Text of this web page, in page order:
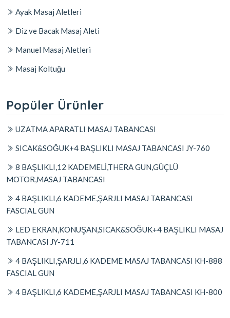
Ayak Masaj Aletleri
Diz ve Bacak Masaj Aleti
Manuel Masaj Aletleri
Masaj Koltuğu
Popüler Ürünler
UZATMA APARATLI MASAJ TABANCASI
SICAK&SOĞUK+4 BAŞLIKLI MASAJ TABANCASI JY-760
8 BAŞLIKLI,12 KADEMELİ,THERA GUN,GÜÇLÜ
MOTOR,MASAJ TABANCASI
4 BAŞLIKLI,6 KADEME,ŞARJLI MASAJ TABANCASI
FASCIAL GUN
LED EKRAN,KONUŞAN,SICAK&SOĞUK+4 BAŞLIKLI MASAJ
TABANCASI JY-711
4 BAŞLIKLI,ŞARJLI,6 KADEME MASAJ TABANCASI KH-888
FASCIAL GUN
4 BAŞLIKLI,6 KADEME,ŞARJLI MASAJ TABANCASI KH-800